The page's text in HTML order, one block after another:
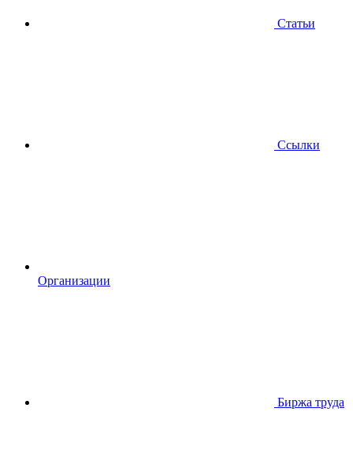
Статьи
Ссылки
Организации
Биржа труда